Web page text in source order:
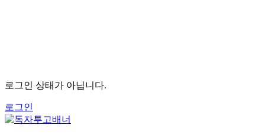
로그인 상태가 아닙니다.
로그인